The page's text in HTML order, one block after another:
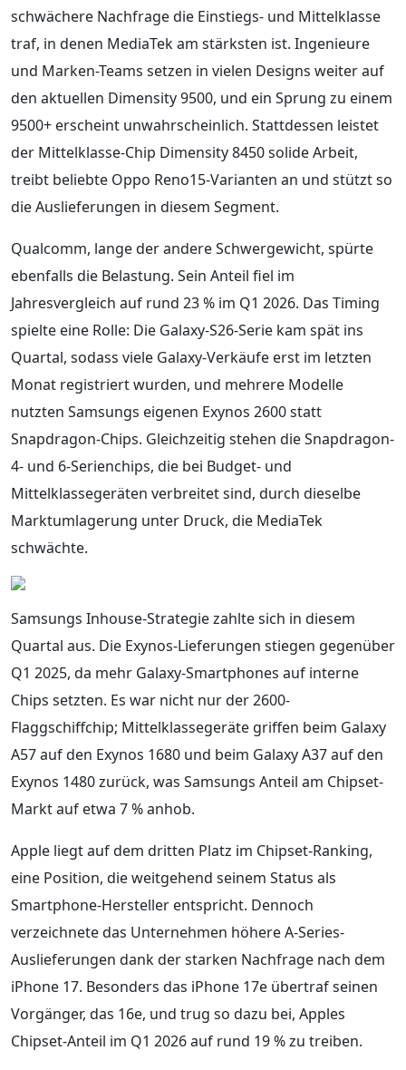
schwächere Nachfrage die Einstiegs- und Mittelklasse
traf, in denen MediaTek am stärksten ist. Ingenieure
und Marken-Teams setzen in vielen Designs weiter auf
den aktuellen Dimensity 9500, und ein Sprung zu einem
9500+ erscheint unwahrscheinlich. Stattdessen leistet
der Mittelklasse-Chip Dimensity 8450 solide Arbeit,
treibt beliebte Oppo Reno15-Varianten an und stützt so
die Auslieferungen in diesem Segment.
Qualcomm, lange der andere Schwergewicht, spürte
ebenfalls die Belastung. Sein Anteil fiel im
Jahresvergleich auf rund 23 % im Q1 2026. Das Timing
spielte eine Rolle: Die Galaxy-S26-Serie kam spät ins
Quartal, sodass viele Galaxy-Verkäufe erst im letzten
Monat registriert wurden, und mehrere Modelle
nutzten Samsungs eigenen Exynos 2600 statt
Snapdragon-Chips. Gleichzeitig stehen die Snapdragon-
4- und 6-Serienchips, die bei Budget- und
Mittelklassegeräten verbreitet sind, durch dieselbe
Marktumlagerung unter Druck, die MediaTek
schwächte.
Samsungs Inhouse-Strategie zahlte sich in diesem
Quartal aus. Die Exynos-Lieferungen stiegen gegenüber
Q1 2025, da mehr Galaxy-Smartphones auf interne
Chips setzten. Es war nicht nur der 2600-
Flaggschiffchip; Mittelklassegeräte griffen beim Galaxy
A57 auf den Exynos 1680 und beim Galaxy A37 auf den
Exynos 1480 zurück, was Samsungs Anteil am Chipset-
Markt auf etwa 7 % anhob.
Apple liegt auf dem dritten Platz im Chipset-Ranking,
eine Position, die weitgehend seinem Status als
Smartphone-Hersteller entspricht. Dennoch
verzeichnete das Unternehmen höhere A-Series-
Auslieferungen dank der starken Nachfrage nach dem
iPhone 17. Besonders das iPhone 17e übertraf seinen
Vorgänger, das 16e, und trug so dazu bei, Apples
Chipset-Anteil im Q1 2026 auf rund 19 % zu treiben.